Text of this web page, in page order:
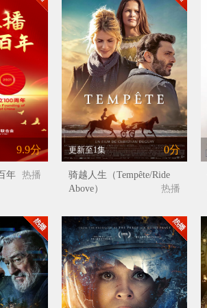
9.9分
年 热播
更新至1集 0分
骑越人生（Tempête/Ride
Above）
热播